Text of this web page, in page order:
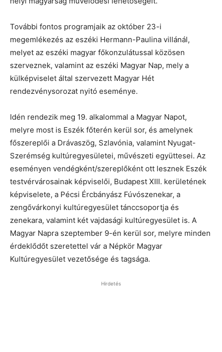
További fontos programjaik az október 23-i
megemlékezés az eszéki Hermann-Paulina villánál,
melyet az eszéki magyar főkonzulátussal közösen
szerveznek, valamint az eszéki Magyar Nap, mely a
külképviselet által szervezett Magyar Hét
rendezvénysorozat nyitó eseménye.
Idén rendezik meg 19. alkalommal a Magyar Napot,
melyre most is Eszék főterén kerül sor, és amelynek
főszereplői a Drávaszög, Szlavónia, valamint Nyugat-
Szerémség kultúregyesületei, művészeti együttesei. Az
eseményen vendégként/szereplőként ott lesznek Eszék
testvérvárosainak képviselői, Budapest XIII. kerületének
képviselete, a Pécsi Ércbányász Fúvószenekar, a
zengővárkonyi kultúregyesület tánccsoportja és
zenekara, valamint két vajdasági kultúregyesület is. A
Magyar Napra szeptember 9-én kerül sor, melyre minden
érdeklődőt szeretettel vár a Népkör Magyar
Kultúregyesület vezetősége és tagsága.
Hirdetés